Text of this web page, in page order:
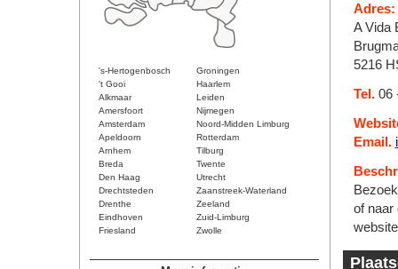
's-Hertogenbosch
Groningen
't Gooi
Haarlem
Alkmaar
Leiden
Amersfoort
Nijmegen
Amsterdam
Noord-Midden Limburg
Apeldoorn
Rotterdam
Arnhem
Tilburg
Breda
Twente
Den Haag
Utrecht
Drechtsteden
Zaanstreek-Waterland
Drenthe
Zeeland
Eindhoven
Zuid-Limburg
Friesland
Zwolle
Adres:
A Vida
5216
Tel.06
Email.
of naar